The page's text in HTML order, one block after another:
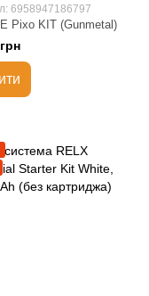
6958947186797
Pixo KIT (Gunmetal)